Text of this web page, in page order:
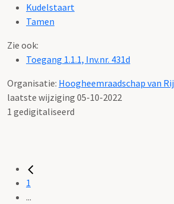
Kudelstaart
Tamen
Zie ook:
Toegang 1.1.1, Inv.nr. 431d
Organisatie: Hoogheemraadschap van
laatste wijziging 05-10-2022
1 gedigitaliseerd
1
...